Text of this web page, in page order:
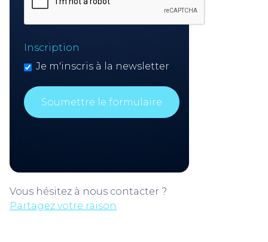
Inscription
Je m'inscris à la newsletter
Vous hésitez à nous contacter ?
Partagez votre raison